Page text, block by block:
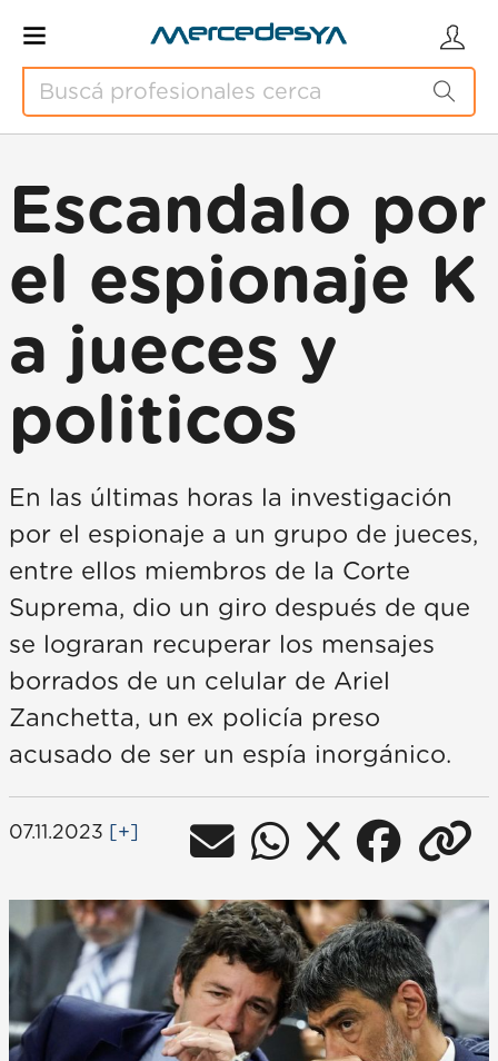
Escandalo por
el espionaje K
a jueces y
politicos
En las últimas horas la investigación
por el espionaje a un grupo de jueces,
entre ellos miembros de la Corte
Suprema, dio un giro después de que
se lograran recuperar los mensajes
borrados de un celular de Ariel
Zanchetta, un ex policía preso
acusado de ser un espía inorgánico.
07.11.2023 [+]